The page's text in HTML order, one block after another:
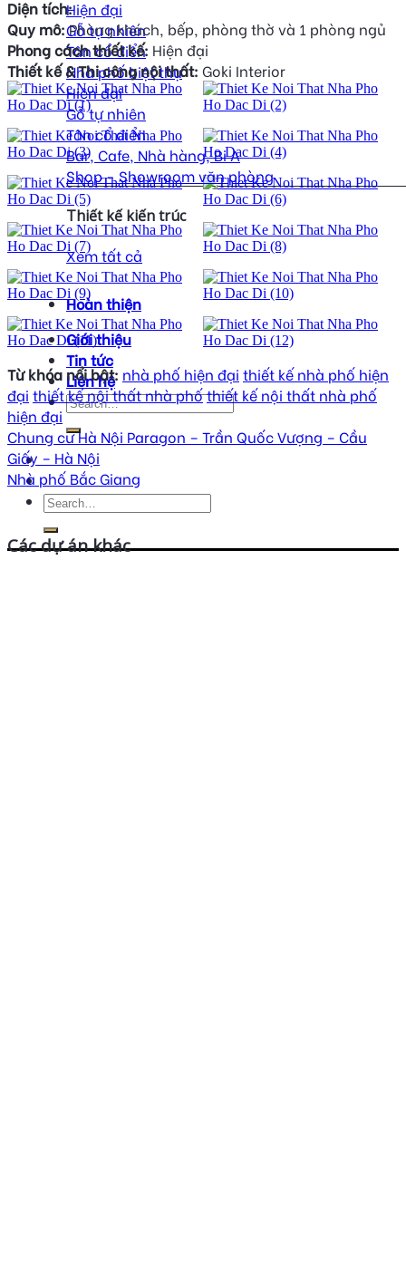
Hiện đại
Gỗ tự nhiên
Tân cổ điển
Nhà phố biệt thự
Hiện đại
Gỗ tự nhiên
Tân cổ điển
Bar, Cafe, Nhà hàng, Bi A
Shop - Showroom văn phòng
Thiết kế kiến trúc
Xem tất cả
Hoàn thiện
Giới thiệu
Tin tức
Liên hệ
Diện tích:
Quy mô:Phòng khách, bếp, phòng thờ và 1 phòng ngủ
Phong cách thiết kế: Hiện đại
Thiết kế & Thi công nội thất: Goki Interior
Từ khóa nổi bật: nhà phố hiện đại thiết kế nhà phố hiện
đại thiết kế nội thất nhà phốthiết kế nội thất nhà phố
hiện đại
Chung cư Hà Nội Paragon – Trần Quốc Vượng – Cầu
Giấy – Hà Nội
Nhà phố Bắc Giang
Các dự án khác